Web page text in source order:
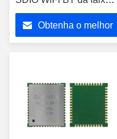
para caixa superior
ajustadaObtenha o melhor